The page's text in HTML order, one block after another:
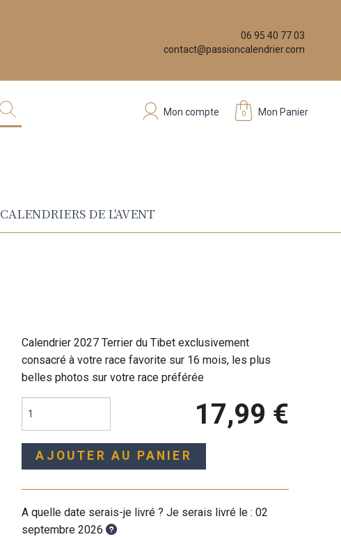
06 95 40 77 03
contact@passioncalendrier.com
0 Mon Panier
Mon compte
CALENDRIERS DE L'AVENT
Calendrier 2027 Terrier du Tibet exclusivement
consacré à votre race favorite sur 16 mois, les plus
belles photos sur votre race préférée
17,99 €
AJOUTER AU PANIER
A quelle date serais-je livré ? Je serais livré le :02
septembre 2026